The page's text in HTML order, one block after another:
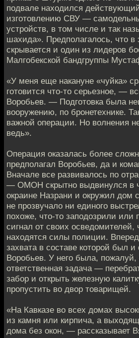
подвале находился
изготовлению СВУ —
устройств, в том числе и так
шахида». Предполагалось, что в
скрывается и один из лидеров
Малгобекской бандгруппы
«У меня еще накануне «чуйка»
готовится что-то серьезное, —
Воробьев. — Подготовка была
вооружению, по бронетехнике.
важной операции. Но волнения
ведь».
Операция оказалась более
предполагал Воробьев, да и
Вначале все развивалось по
— ОМОН скрытно выдвинулся в
окраине Назрани и окружил дом
не прозвучало ни единого
похоже, что-то заподозрили или
сигнал от своих осведомителей,
находятся силы полиции.
захвата в составе которой был
Воробьев. У него была, пожалуй,
ответственная задача —
забор и открыть железную
пропустить во двор товарищей.
«На Кавказе во всех домах
из камня или кирпича, а
дома без окон, — рассказывает